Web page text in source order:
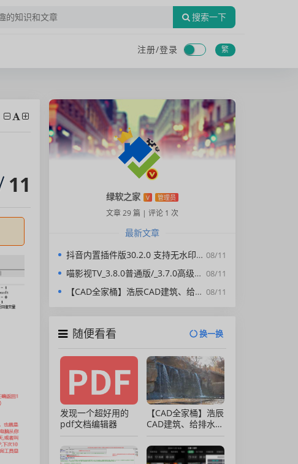
搜索一下
注册/登录 繁
11 绿软之家 V 管理员
文章 29 篇 | 评论 1 次
最新文章
08/11
抖音内置插件版30.2.0 支持无水印下载视频，去广告，精简界面
08/11
喵影视TV_3.8.0普通版/_3.7.0高级版/4.X低版本完美适配/内置源/4K超清
08/11
【CAD全家桶】浩辰CAD建筑、给排水、暖通、电气、电力软件 安装包中文版，亲测可用！
随便看看 换一换
发现一个超好用的
pdf文档编辑器
【CAD全家桶】浩辰
CAD建筑、给排水、
暖通、电气、电力软
件 安装包中文版，
亲测可用！